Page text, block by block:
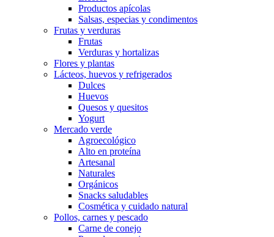
Productos apícolas
Salsas, especias y condimentos
Frutas y verduras
Frutas
Verduras y hortalizas
Flores y plantas
Lácteos, huevos y refrigerados
Dulces
Huevos
Quesos y quesitos
Yogurt
Mercado verde
Agroecológico
Alto en proteína
Artesanal
Naturales
Orgánicos
Snacks saludables
Cosmética y cuidado natural
Pollos, carnes y pescado
Carne de conejo